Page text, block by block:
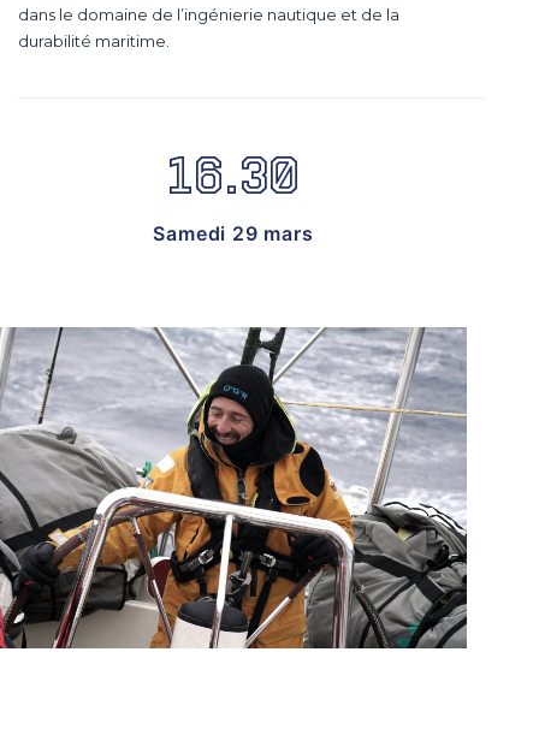
dans le domaine de l’ingénierie nautique et de la
durabilité maritime.
16.30
Samedi 29 mars